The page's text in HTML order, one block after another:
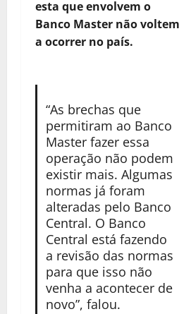
esta que envolvem o
Banco Master não voltem
a ocorrer no país.
“As brechas que
permitiram ao Banco
Master fazer essa
operação não podem
existir mais. Algumas
normas já foram
alteradas pelo Banco
Central. O Banco
Central está fazendo
a revisão das normas
para que isso não
venha a acontecer de
novo”, falou.